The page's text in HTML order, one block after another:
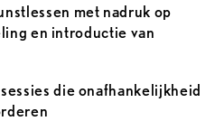
met nadruk op
en introductie van
die onafhankelijkheid